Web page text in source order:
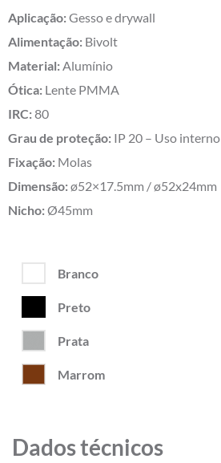
Aplicação:Gesso e drywall
Alimentação: Bivolt
Material:Alumínio
Ótica: Lente PMMA
IRC:80
Grau de proteção: IP 20 – Uso interno
Fixação: Molas
Dimensão:ø52×17.5mm / ø52x24mm
Nicho:Ø45mm
Branco
Preto
Prata
Marrom
Dados técnicos